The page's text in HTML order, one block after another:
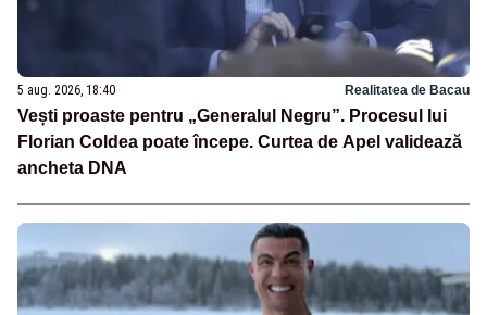
5 aug. 2026, 18:40 Realitatea de Bacau
Vești proaste pentru „Generalul Negru”. Procesul lui
Florian Coldea poate începe. Curtea de Apel validează
ancheta DNA